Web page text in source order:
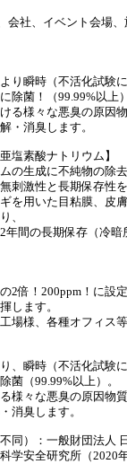
社、イベント会場、
り瞬時（不活化試験
除菌！（99.99%以上）
る様々な悪臭の原因
・消臭します。
塩素酸ナトリウム】
の生成に不純物の除
刺激性と長期保存性
を用いた目粘膜、皮膚
、
間の長期保存（冷暗
2倍！200ppm！に設
します。
場様、各種オフィス等
、瞬時（不活化試験
菌（99.99%以上）。
様々な悪臭の原因物
消臭します。
同）：一般財団法人
学安全研究所（2020